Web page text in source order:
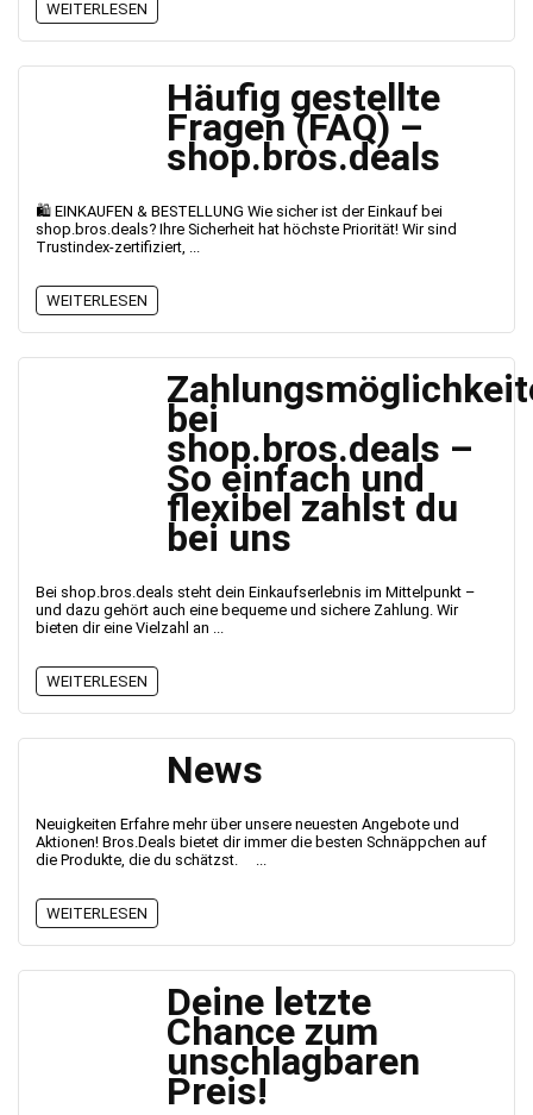
WEITERLESEN
Häufig gestellte
Fragen (FAQ) –
shop.bros.deals
🛍️ EINKAUFEN & BESTELLUNG Wie sicher ist der Einkauf bei
shop.bros.deals? Ihre Sicherheit hat höchste Priorität! Wir sind
Trustindex-zertifiziert, ...
WEITERLESEN
bei
shop.bros.deals –
So einfach und
flexibel zahlst du
bei uns
Bei shop.bros.deals steht dein Einkaufserlebnis im Mittelpunkt –
und dazu gehört auch eine bequeme und sichere Zahlung. Wir
bieten dir eine Vielzahl an ...
WEITERLESEN
News
Neuigkeiten Erfahre mehr über unsere neuesten Angebote und
Aktionen! Bros.Deals bietet dir immer die besten Schnäppchen auf
die Produkte, die du schätzst. ...
WEITERLESEN
Deine letzte
Chance zum
unschlagbaren
Preis!